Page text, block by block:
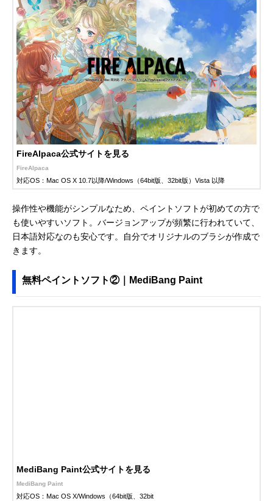
FireAlpaca公式サイトを見る
FireAlpaca
対応OS：Mac OS X 10.7以降/Windows（64bit版、32bit版）Vista 以降
操作性や機能がシンプルなため、ペイントソフトが初めての方で
も使いやすいソフト。バージョンアップが頻繁に行われていて、
日本語対応なのも安心です。自分でオリジナルのブラシが作成で
きます。
無料ペイントソフト②｜MediBang Paint
MediBang Paint公式サイトを見る
MediBang Paint
対応OS：Mac OS X/Windows（64bit版、32bit